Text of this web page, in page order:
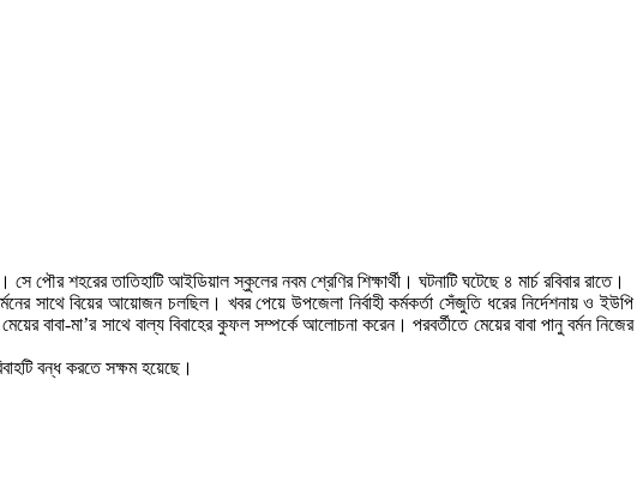
পৌর শহরের তাতিহাটি আইডিয়াল স্কুলের নবম শ্রেণির শিক্ষার্থী। ঘটনাটি ঘটেছে ৪ মার্চ রবিবার রাতে।
সাথে বিয়ের আয়োজন চলছিল। খবর পেয়ে উপজেলা নির্বাহী কর্মকর্তা সেঁজুতি ধরের নির্দেশনায় ও ইউপি
বাবা-মা’র সাথে বাল্য বিবাহের কুফল সম্পর্কে আলোচনা করেন। পরবর্তীতে মেয়ের বাবা পানু বর্মন নিজের
বন্ধ করতে সক্ষম হয়েছে।